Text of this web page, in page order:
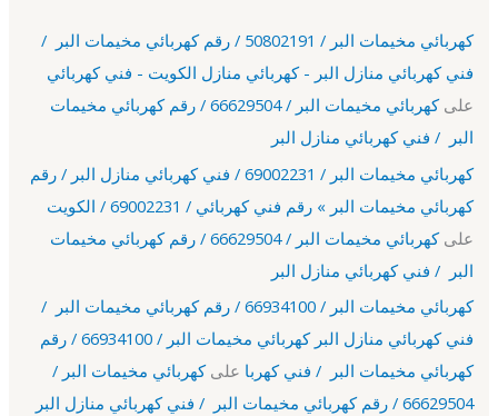
كهربائي مخيمات البر / 50802191 / رقم كهربائي مخيمات البر /
فني كهربائي منازل البر - كهربائي منازل الكويت - فني كهربائي
على
كهربائي مخيمات البر / 66629504 / رقم كهربائي مخيمات
البر / فني كهربائي منازل البر
كهربائي مخيمات البر / 69002231 / فني كهربائي منازل البر / رقم
كهربائي مخيمات البر » رقم فني كهربائي / 69002231 / الكويت
على
كهربائي مخيمات البر / 66629504 / رقم كهربائي مخيمات
البر / فني كهربائي منازل البر
كهربائي مخيمات البر / 66934100 / رقم كهربائي مخيمات البر /
فني كهربائي منازل البر كهربائي مخيمات البر / 66934100 / رقم
كهربائي مخيمات البر / فني كهربا علىكهربائي مخيمات البر /
66629504 / رقم كهربائي مخيمات البر / فني كهربائي منازل البر